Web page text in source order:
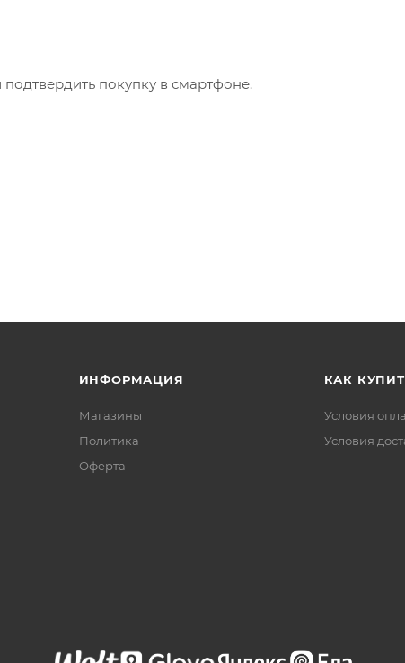
покупку в смартфоне.
ИНФОРМАЦИЯ
Магазины
Политика
Офертa
КАК
Условия
Условия